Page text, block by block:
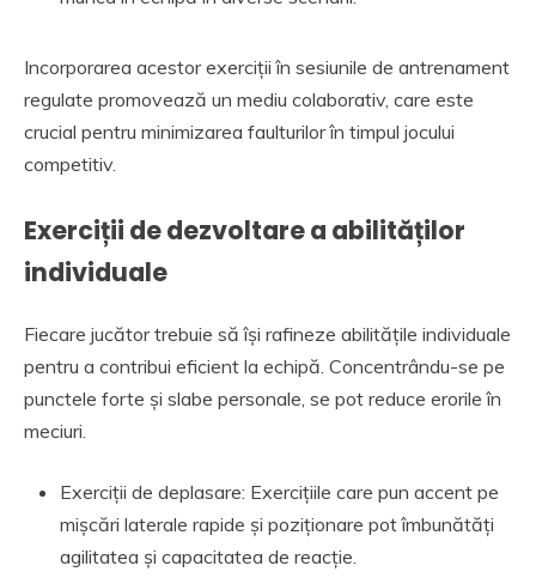
Incorporarea acestor exerciții în sesiunile de antrenament
regulate promovează un mediu colaborativ, care este
crucial pentru minimizarea faulturilor în timpul jocului
competitiv.
Exerciții de dezvoltare a abilităților
individuale
Fiecare jucător trebuie să își rafineze abilitățile individuale
pentru a contribui eficient la echipă. Concentrându-se pe
punctele forte și slabe personale, se pot reduce erorile în
meciuri.
Exerciții de deplasare: Exercițiile care pun accent pe
mișcări laterale rapide și poziționare pot îmbunătăți
agilitatea și capacitatea de reacție.